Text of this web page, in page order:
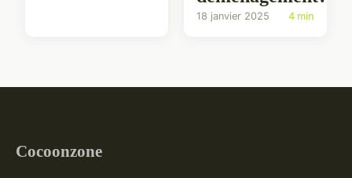
18 janvier 2025 4 min
Cocoonzone